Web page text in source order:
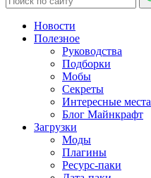
Новости
Полезное
Руководства
Подборки
Мобы
Секреты
Интересные места
Блог Майнкрафт
Загрузки
Моды
Плагины
Ресурс-паки